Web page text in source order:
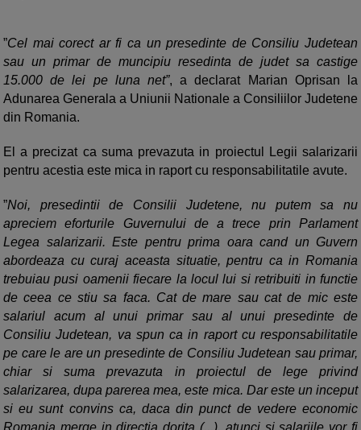
”Cel mai corect ar fi ca un presedinte de Consiliu Judetean
sau un primar de muncipiu resedinta de judet sa castige
15.000 de lei pe luna net”, a declarat Marian Oprisan la
Adunarea Generala a Uniunii Nationale a Consiliilor Judetene
din Romania.
El a precizat ca suma prevazuta in proiectul Legii salarizarii
pentru acestia este mica in raport cu responsabilitatile avute.
”Noi, presedintii de Consilii Judetene, nu putem sa nu
apreciem eforturile Guvernului de a trece prin Parlament
Legea salarizarii. Este pentru prima oara cand un Guvern
abordeaza cu curaj aceasta situatie, pentru ca in Romania
trebuiau pusi oamenii fiecare la locul lui si retribuiti in functie
de ceea ce stiu sa faca. Cat de mare sau cat de mic este
salariul acum al unui primar sau al unui presedinte de
Consiliu Judetean, va spun ca in raport cu responsabilitatile
pe care le are un presedinte de Consiliu Judetean sau primar,
chiar si suma prevazuta in proiectul de lege privind
salarizarea, dupa parerea mea, este mica. Dar este un inceput
si eu sunt convins ca, daca din punct de vedere economic